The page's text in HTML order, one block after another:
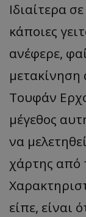
Ιδιαίτερα
κάποιες
ανέφερε,
Τουφάν
μέγεθος
να
χάρτης από
είπε, είναι